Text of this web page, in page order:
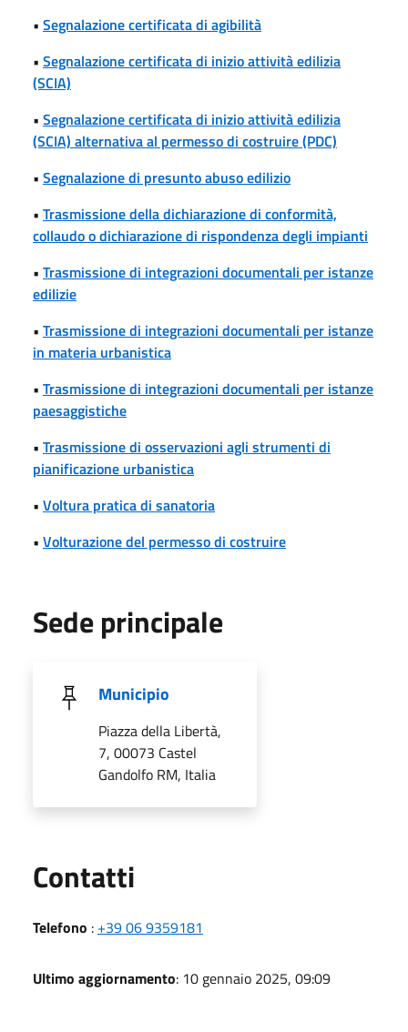
• Segnalazione certificata di agibilità
• Segnalazione certificata di inizio attività edilizia
(SCIA)
• Segnalazione certificata di inizio attività edilizia
(SCIA) alternativa al permesso di costruire (PDC)
• Segnalazione di presunto abuso edilizio
• Trasmissione della dichiarazione di conformità,
collaudo o dichiarazione di rispondenza degli impianti
• Trasmissione di integrazioni documentali per istanze
edilizie
• Trasmissione di integrazioni documentali per istanze
in materia urbanistica
• Trasmissione di integrazioni documentali per istanze
paesaggistiche
• Trasmissione di osservazioni agli strumenti di
pianificazione urbanistica
• Voltura pratica di sanatoria
• Volturazione del permesso di costruire
Sede principale
Municipio
Piazza della Libertà,
7, 00073 Castel
Gandolfo RM, Italia
Contatti
Telefono : +39 06 9359181
Ultimo aggiornamento: 10 gennaio 2025, 09:09